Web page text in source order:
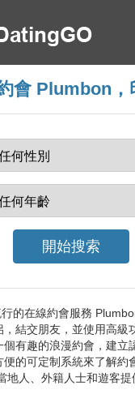
會 Plumbon，
的在線約會服務
結交朋友，並使用高級
有趣的浪漫約會，建立
便的可定制系統來了解約
地人、外籍人士和遊客